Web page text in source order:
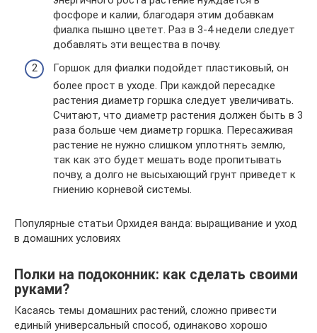
фосфоре и калии, благодаря этим добавкам
фиалка пышно цветет. Раз в 3-4 недели следует
добавлять эти вещества в почву.
Горшок для фиалки подойдет пластиковый, он
более прост в уходе. При каждой пересадке
растения диаметр горшка следует увеличивать.
Считают, что диаметр растения должен быть в 3
раза больше чем диаметр горшка. Пересаживая
растение не нужно слишком уплотнять землю,
так как это будет мешать воде пропитывать
почву, а долго не высыхающий грунт приведет к
гниению корневой системы.
Популярные статьи Орхидея ванда: выращивание и уход
в домашних условиях
Полки на подоконник: как сделать своими
руками?
Касаясь темы домашних растений, сложно привести
единый универсальный способ, одинаково хорошо